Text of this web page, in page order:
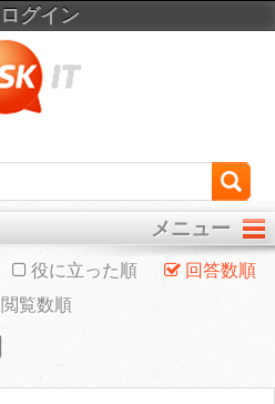
ログイン
メニュー
役に立った順
回答数順
閲覧数順